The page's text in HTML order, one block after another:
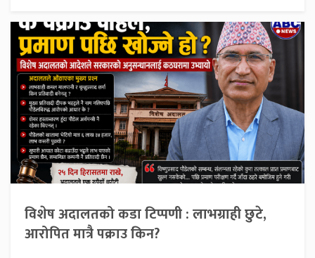
विशेष अदालतको कडा टिप्पणी : लाभग्राही छुटे,
आरोपित मात्रै पक्राउ किन?